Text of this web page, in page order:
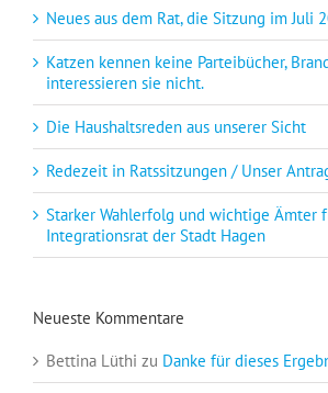
Neues aus dem Rat, die Sitzung im Juli
Katzen kennen keine Parteibücher,
interessieren sie nicht.
Die Haushaltsreden aus unserer Sicht
Redezeit in Ratssitzungen / Unser
Starker Wahlerfolg und wichtige Ämter
Integrationsrat der Stadt Hagen
Neueste Kommentare
Bettina Lüthi zu Danke für dieses